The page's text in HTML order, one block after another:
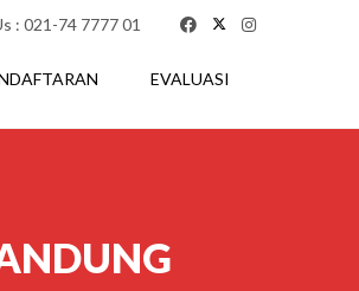
: 021-74 7777 01
EVALUASI